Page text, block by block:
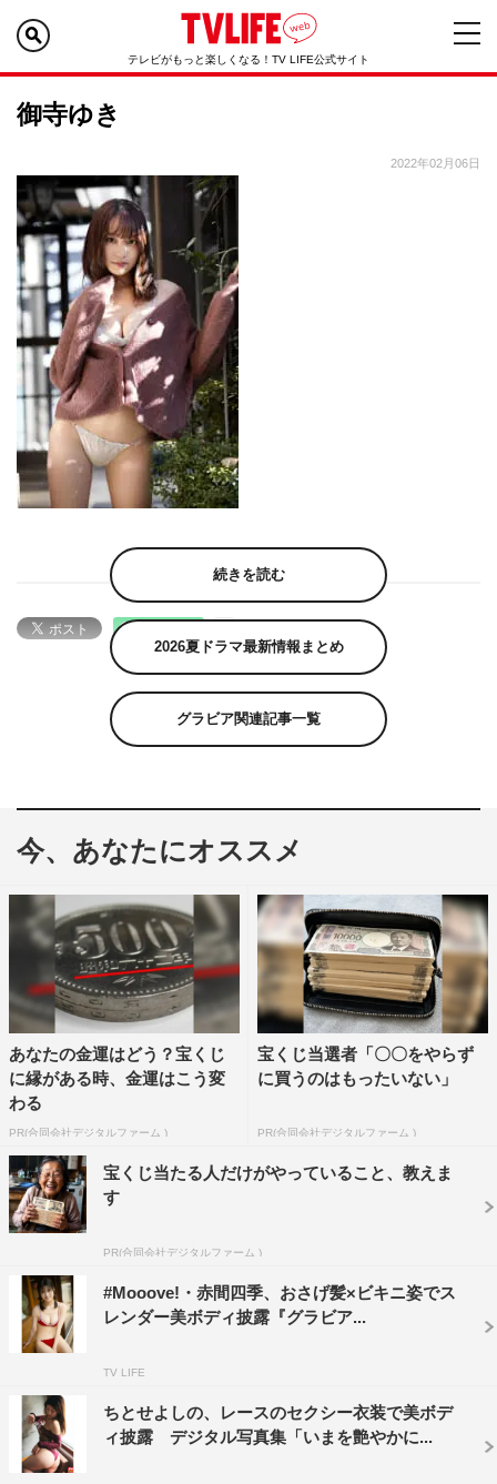
テレビがもっと楽しくなる！TV LIFE公式サイト
御寺ゆき
2022年02月06日
続きを読む
2026夏ドラマ最新情報まとめ
グラビア関連記事一覧
今、あなたにオススメ
あなたの金運はどう？宝くじ
に縁がある時、金運はこう変
わる
PR(合同会社デジタルファーム )
宝くじ当選者「〇〇をやらず
に買うのはもったいない」
PR(合同会社デジタルファーム )
宝くじ当たる人だけがやっていること、教えま
す
PR(合同会社デジタルファーム )
#Mooove!・赤間四季、おさげ髪×ビキニ姿でス
レンダー美ボディ披露『グラビア...
TV LIFE
ちとせよしの、レースのセクシー衣装で美ボデ
ィ披露 デジタル写真集「いまを艶やかに...